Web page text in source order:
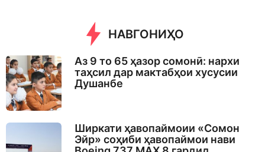
НАВГОНИҲО
Аз 9 то 65 ҳазор сомонӣ: нархи
таҳсил дар мактабҳои хусусии
Душанбе
Ширкати ҳавопаймоии «Сомон
Эйр» соҳиби ҳавопаймои нави